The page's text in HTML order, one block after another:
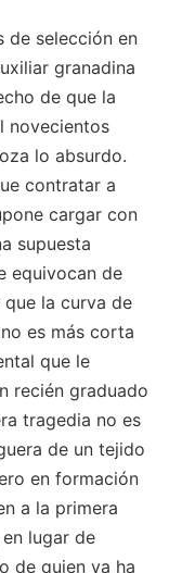
de selección en
granadina
de que la
novecientos
lo absurdo.
contratar a
cargar con
supuesta
equivocan de
la curva de
es más corta
que le
recién graduado
tragedia no es
de un tejido
en formación
a la primera
lugar de
de quien ya ha